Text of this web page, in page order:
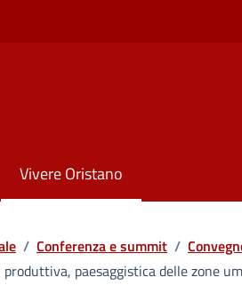
Vivere Oristano
/ Conferenza e summit /
paesaggistica delle zone